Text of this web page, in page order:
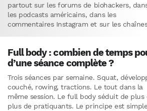
partout sur les forums de biohackers,
les podcasts américains, dans les
commentaires Instagram et sur les
Full body : combien de temps
d’une séance complète ?
Trois séances par semaine. Squat,
couché, rowing, tractions. Le tout dans la
même session. Le full body séduit de plus
plus de pratiquants. Le principe est